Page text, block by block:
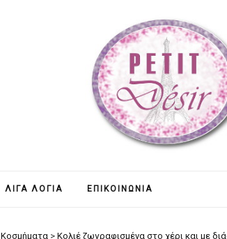
ΛΊΓΑ ΛΌΓΙΑ ΕΠΙΚΟΙΝΩΝΊΑ
Κοσμήματα > Κολιέ ζωγραφισμένα στο χέρι και με